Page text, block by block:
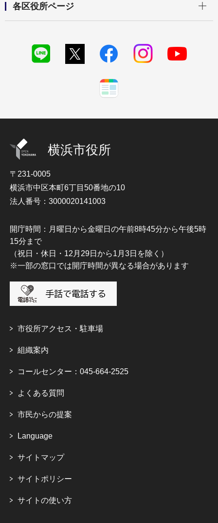
各区役所ページ
横浜市役所
〒231-0005
横浜市中区本町6丁目50番地の10
法人番号：3000020141003
開庁時間：月曜日から金曜日の午前8時45分から午後5時
15分まで
（祝日・休日・12月29日から1月3日を除く）
※一部の窓口では開庁時間が異なる場合があります
市役所アクセス・駐車場
組織案内
コールセンター：045-664-2525
よくある質問
市民からの提案
Language
サイトマップ
サイトポリシー
サイトの使い方